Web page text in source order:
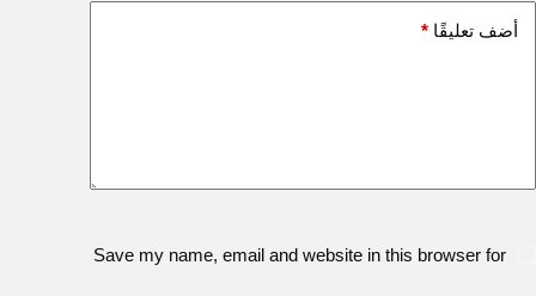
أضف تعليقًا *
Save my name, email and website in this browser for